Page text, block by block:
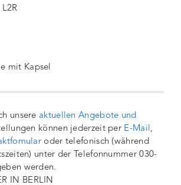
L2R
mit Kapsel
unsere aktuellen Angebote und
können jederzeit per E-Mail,
oder telefonisch (während
unter der Telefonnummer 030-
werden.
IN BERLIN